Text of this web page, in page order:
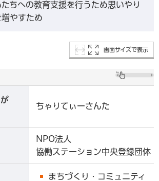
ちへの教育支援を行うため思いやり
やすため
画面サイズで表示
ちゃりてぃーさんた
NPO法人
協働ステーション中央登録団体
まちづくり・コミュニティ